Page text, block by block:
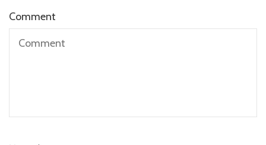
Comment